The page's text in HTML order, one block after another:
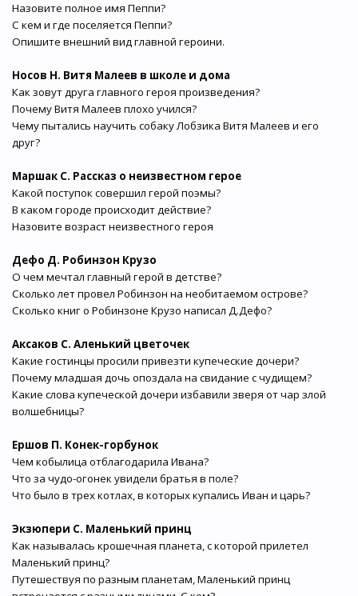
Назовите полное имя Пеппи?
С кем и где поселяется Пеппи?
Опишите внешний вид главной героини.
Носов Н. Витя Малеев в школе и дома
Как зовут друга главного героя произведения?
Почему Витя Малеев плохо учился?
Чему пытались научить собаку Лобзика Витя Малеев и его
друг?
Маршак С. Рассказ о неизвестном герое
Какой поступок совершил герой поэмы?
В каком городе происходит действие?
Назовите возраст неизвестного героя
Дефо Д. Робинзон Крузо
О чем мечтал главный герой в детстве?
Сколько лет провел Робинзон на необитаемом острове?
Сколько книг о Робинзоне Крузо написал Д.Дефо?
Аксаков С. Аленький цветочек
Какие гостинцы просили привезти купеческие дочери?
Почему младшая дочь опоздала на свидание с чудищем?
Какие слова купеческой дочери избавили зверя от чар злой
волшебницы?
Ершов П. Конек-горбунок
Чем кобылица отблагодарила Ивана?
Что за чудо-огонек увидели братья в поле?
Что было в трех котлах, в которых купались Иван и царь?
Экзюпери С. Маленький принц
Как называлась крошечная планета, с которой прилетел
Маленький принц?
Путешествуя по разным планетам, Маленький принц